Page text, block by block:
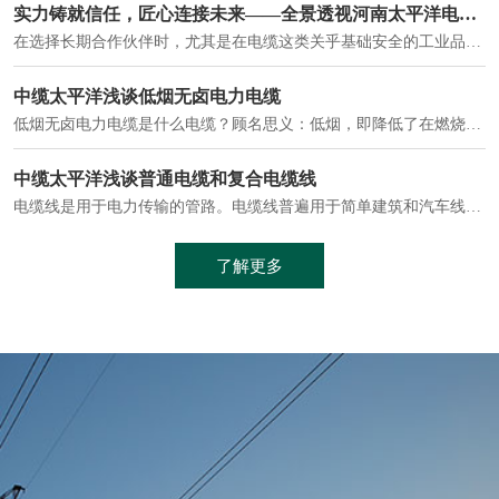
实力铸就信任，匠心连接未来——全景透视河南太平洋电缆厂
在选择长期合作伙伴时，尤其是在电缆这类关乎基础安全的工业品上，供应商的“内在实力”远比一纸报价单更重要。今天，我们邀请您“云参观”河南太平洋电缆厂，透过每一个细节，看我们如何将“可靠”二字，铸入每一米电缆。
中缆太平洋浅谈低烟无卤电力电缆
低烟无卤电力电缆是什么电缆？顾名思义：低烟，即降低了在燃烧时有害物体的产生；卤素对于人体来说是一种有毒气体，无卤就是没有毒气体的释放，通常是针对电缆遇火灾时而言的。低烟无卤电力电缆又可以称之为环保电缆，低烟无卤电缆大多数用于医院和对环境卫生要求比较严格的地方。
中缆太平洋浅谈普通电缆和复合电缆线
电缆线是用于电力传输的管路。电缆线普遍用于简单建筑和汽车线材，作为能源输送缆线，电缆线的复杂结构勿庸置疑。根据目标功能，电缆线具有以下一些特点：建筑用和车用线材要求轻质、大批量生产、价格低廉、具有相当的电学和力学性能和长时间的耐老化性能；工业用线材必须具有符合客户要求的性能；
了解更多